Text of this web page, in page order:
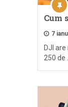
Cum
7
DJI
250 de …